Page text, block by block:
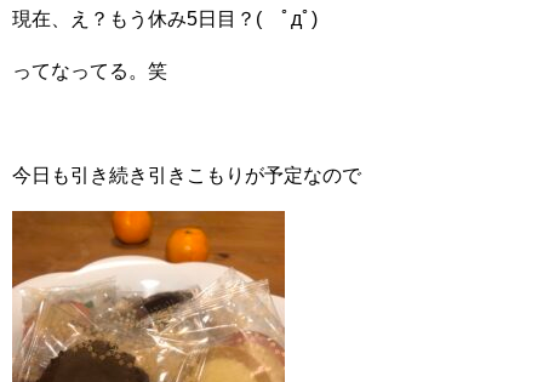
現在、え？もう休み5日目？( ﾟдﾟ)
ってなってる。笑
今日も引き続き引きこもりが予定なので